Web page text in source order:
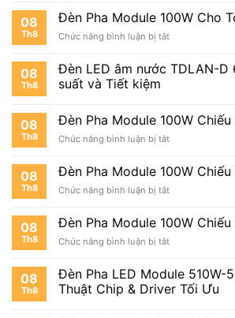
Sân
Pha
Module
100W
Cổng
08
Th8
Đèn Pha Module 100W Cho
Chức năng bình luận bị tắtở
Pha
Module
Tòa
08
Th8
Đèn LED âm nước TDLAN-D
suất và Tiết kiệm
08
Th8
Đèn Pha Module 100W
Chức năng bình luận bị tắtở
Pha
Module
100W
Mặt
Nhà
08
Th8
Đèn Pha Module 100W Chiếu
Chức năng bình luận bị tắtở
Pha
Module
100W
Cây
Xanh
08
Th8
Đèn Pha Module 100W Chiếu
Chức năng bình luận bị tắtở
Pha
Module
100W
08
Th8
Đèn Pha LED Module 510W-
Thuật Chip & Driver Tối Ưu